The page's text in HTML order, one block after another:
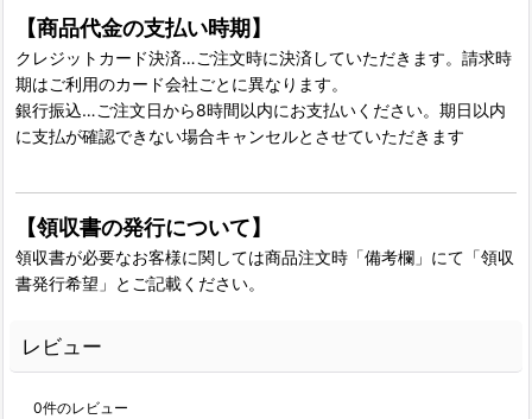
【商品代金の支払い時期】
クレジットカード決済…ご注文時に決済していただきます。請求時
期はご利用のカード会社ごとに異なります。
銀行振込…ご注文日から8時間以内にお支払いください。期日以内
に支払が確認できない場合キャンセルとさせていただきます
【領収書の発行について】
領収書が必要なお客様に関しては商品注文時「備考欄」にて「領収
書発行希望」とご記載ください。
レビュー
0件のレビュー